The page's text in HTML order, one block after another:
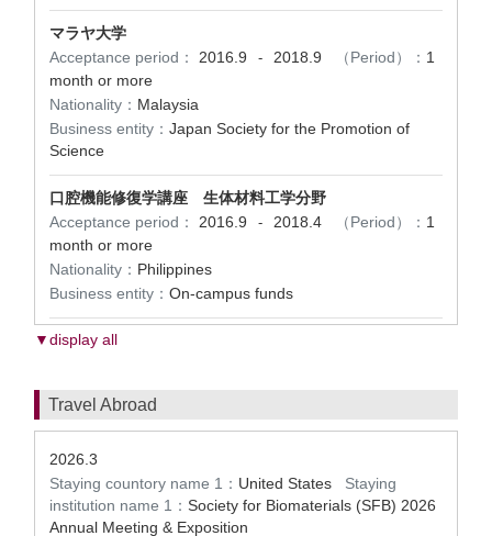
マラヤ大学
Acceptance period：
2016.9 - 2018.9 （Period）： 1
month or more
Nationality： Malaysia
Business entity： Japan Society for the Promotion of
Science
口腔機能修復学講座 生体材料工学分野
Acceptance period：
2016.9 - 2018.4 （Period）： 1
month or more
Nationality： Philippines
Business entity： On-campus funds
▼display all
Travel Abroad
2026.3
Staying countory name 1： United States Staying
institution name 1： Society for Biomaterials (SFB) 2026
Annual Meeting & Exposition